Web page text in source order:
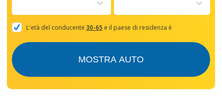
with
the
and
L'età del conducente 30-65 e il paese di residenza è
MOSTRA AUTO